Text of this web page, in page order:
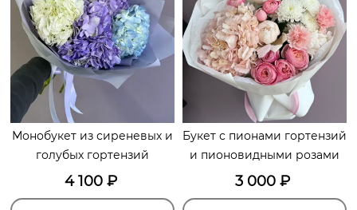
Монобукет из сиреневых и
голубых гортензий
4 100₽
Букет с пионами гортензий
и пионовидными розами
3 000 ₽